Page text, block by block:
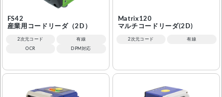
FS42
産業用コードリーダ（2D）
2次元コード 有線
OCR DPM対応
Matrix120
マルチコードリーダ(2D)
2次元コード 有線